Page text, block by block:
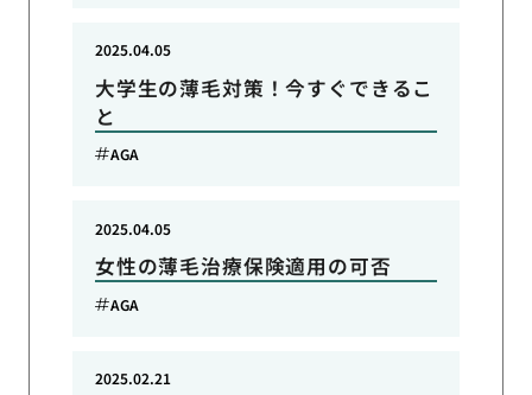
大学生の薄毛対策！今すぐできるこ
と
2025.04.05
AGA
女性の薄毛治療保険適用の可否
2025.04.05
AGA
2025.02.21